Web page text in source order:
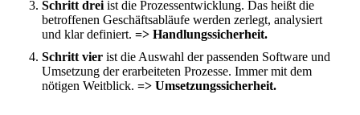
Schritt drei ist die Prozessentwicklung. Das heißt die
betroffenen Geschäftsabläufe werden zerlegt, analysiert
und klar definiert.=> Handlungssicherheit.
Schritt vier ist die Auswahl der passenden Software und
Umsetzung der erarbeiteten Prozesse. Immer mit dem
nötigen Weitblick. => Umsetzungssicherheit.